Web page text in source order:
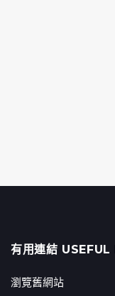
有用連結
瀏覽舊網站